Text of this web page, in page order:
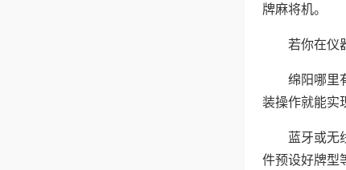
牌麻将机。
若你在仪
绵阳哪里
装操作就能实
蓝牙或无
件预设好牌型